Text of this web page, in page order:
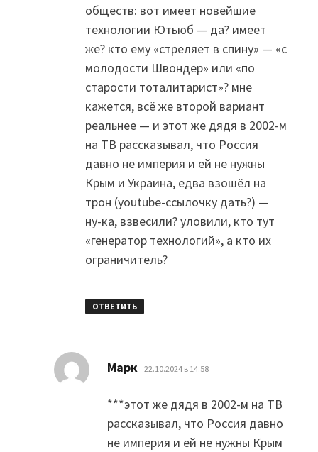
обществ: вот имеет новейшие
технологии Ютьюб — да? имеет
же? кто ему «стреляет в спину» — «с
молодости Швондер» или «по
старости тоталитарист»? мне
кажется, всё же второй вариант
реальнее — и этот же дядя в 2002-м
на ТВ рассказывал, что Россия
давно не империя и ей не нужны
Крым и Украина, едва взошёл на
трон (youtube-ссылочку дать?) —
ну-ка, взвесили? уловили, кто тут
«генератор технологий», а кто их
ограничитель?
ОТВЕТИТЬ
Марк 22.10.2024 в 14:58
***этот же дядя в 2002-м на ТВ
рассказывал, что Россия давно
не империя и ей не нужны Крым